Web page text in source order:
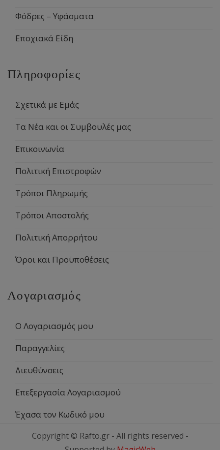
Φόδρες – Υφάσματα
Εποχιακά Είδη
Πληροφορίες
Σχετικά με Εμάς
Τα Νέα και οι Συμβουλές μας
Επικοινωνία
Πολιτική Επιστροφών
Τρόποι Πληρωμής
Τρόποι Αποστολής
Πολιτική Απορρήτου
Όροι και Προϋποθέσεις
Λογαριασμός
Ο Λογαριασμός μου
Παραγγελίες
Διευθύνσεις
Επεξεργασία Λογαριασμού
Έχασα τον Κωδικό μου
Copyright © Rafto.gr - All rights reserved -